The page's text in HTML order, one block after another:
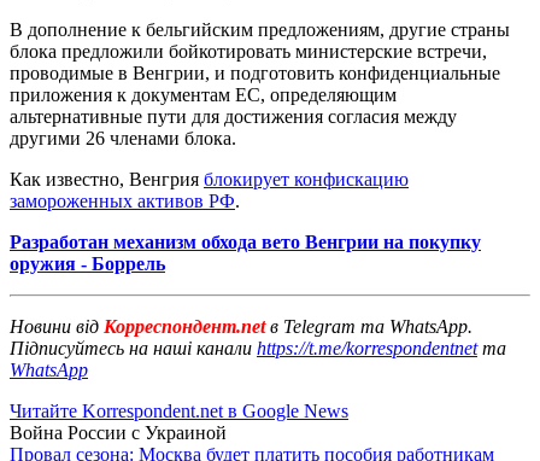
В дополнение к бельгийским предложениям, другие страны
блока предложили бойкотировать министерские встречи,
проводимые в Венгрии, и подготовить конфиденциальные
приложения к документам ЕС, определяющим
альтернативные пути для достижения согласия между
другими 26 членами блока.
Как известно, Венгрия блокирует конфискацию
замороженных активов РФ.
Разработан механизм обхода вето Венгрии на покупку
оружия - Боррель
Новини від Корреспондент.netв Telegram та WhatsApp.
Підписуйтесь на наші канали https://t.me/korrespondentnetта
WhatsApp
Читайте Korrespondent.net в Google News
Война России с Украиной
Провал сезона: Москва будет платить пособия работникам